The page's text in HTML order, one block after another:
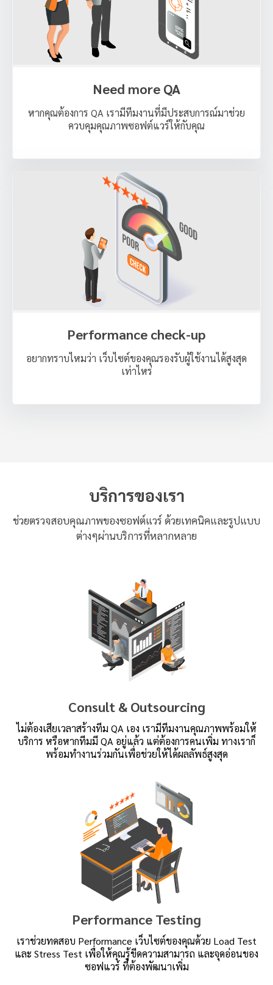
Need more QA
หากคุณต้องการ QA เรามีทีมงานที่มีประสบการณ์มาช่วย
ควบคุมคุณภาพซอฟต์แวร์ให้กับคุณ
Performance check-up
อยากทราบไหมว่า เว็บไซต์ของคุณรองรับผู้ใช้งานได้สูงสุด
เท่าไหร่
บริการของเรา
ช่วยตรวจสอบคุณภาพของซอฟต์แวร์ ด้วยเทคนิคและรูปแบบ
ต่างๆผ่านบริการที่หลากหลาย
Consult & Outsourcing
ไม่ต้องเสียเวลาสร้างทีม QA เอง เรามีทีมงานคุณภาพพร้อมให้
บริการ หรือหากทีมมี QA อยู่แล้ว แต่ต้องการคนเพิ่ม ทางเราก็
พร้อมทำงานร่วมกันเพื่อช่วยให้ได้ผลลัพธ์สูงสุด
Performance Testing
เราช่วยทดสอบ Performance เว็บไซต์ของคุณด้วย Load Test
และ Stress Test เพื่อให้คุณรู้ขีดความสามารถ และจุดอ่อนของ
ซอฟแวร์ ที่ต้องพัฒนาเพิ่ม